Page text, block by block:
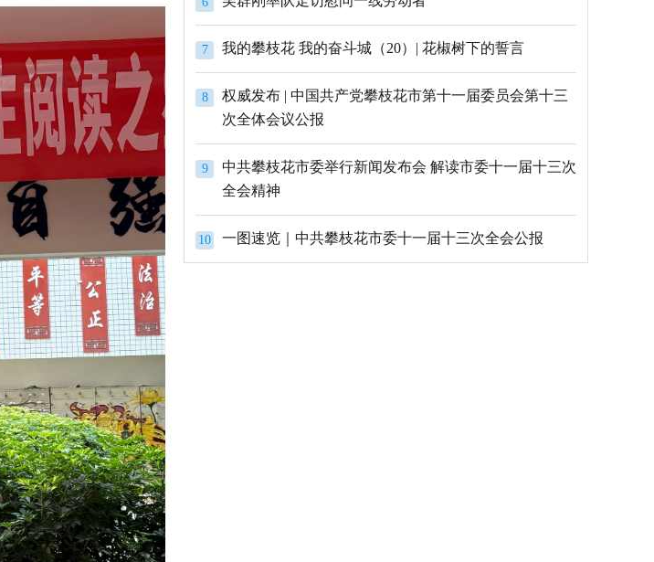
7 我的攀枝花 我的奋斗城（20）| 花椒树下的誓言
8
权威发布 | 中国共产党攀枝花市第十一届委员会第十三
次全体会议公报
9
中共攀枝花市委举行新闻发布会 解读市委十一届十三次
全会精神
10 一图速览｜中共攀枝花市委十一届十三次全会公报